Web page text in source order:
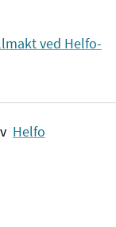
ved Helfo-
Helfo